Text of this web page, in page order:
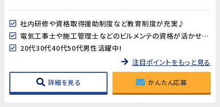
社内研修や資格取得援助制度など教育制度が充実♪
電気工事士や施工管理士などのビルメンテの資格が活かせます!
20代30代40代50代男性活躍中!
注目ポイントをもっと見る
詳細を見る かんたん応募